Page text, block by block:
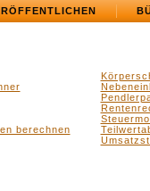
berechnen